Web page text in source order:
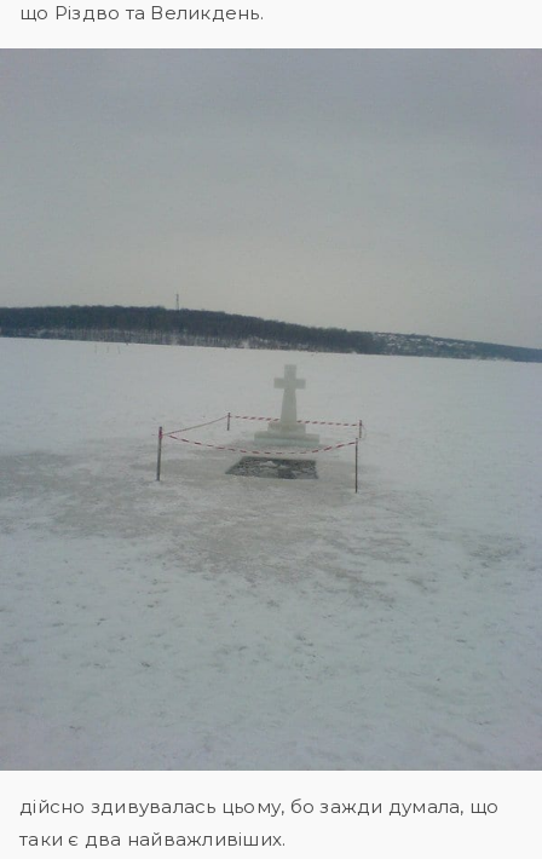
що Різдво та Великдень.
дійсно здивувалась цьому, бо зажди думала, що
таки є два найважливіших.